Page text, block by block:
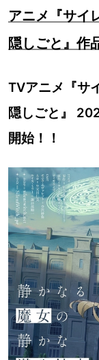
アニメ『サイ
隠しごと』作
TVアニメ『サ
隠しごと』
開始！！